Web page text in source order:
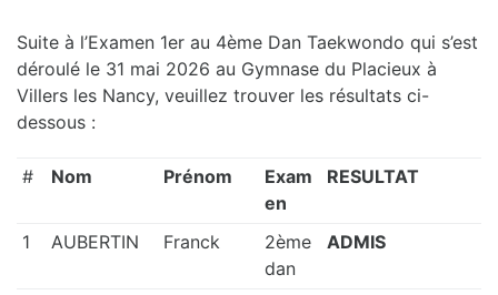
i
c
e
:
Suite à l’Examen 1er au 4ème Dan Taekwondo qui s’est
déroulé le 31 mai 2026 au Gymnase du Placieux à
Villers les Nancy, veuillez trouver les résultats ci-
dessous :
# Nom Prénom
Exam
en
RESULTAT
1 AUBERTIN Franck
2ème
dan
ADMIS